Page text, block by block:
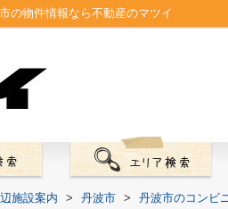
の物件情報なら不動産のマツイ
施設案内 > 丹波市 > 丹波市のコンビ